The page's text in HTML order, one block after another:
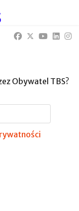
Obywatel TBS?